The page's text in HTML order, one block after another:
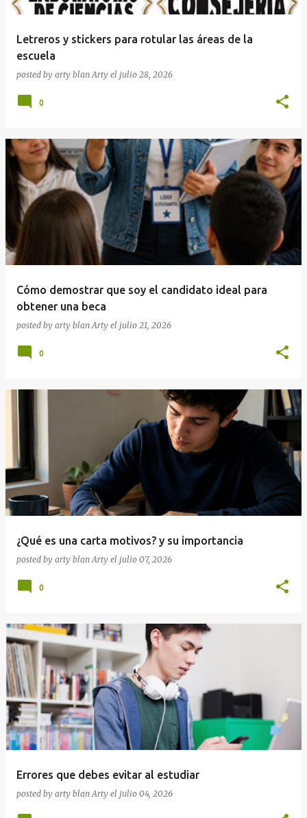
Letreros y stickers para rotular las áreas de la
escuela
posted by arty blanArty el julio 28, 2026
0
Cómo demostrar que soy el candidato ideal para
obtener una beca
posted by arty blanArty el julio 21, 2026
0
¿Qué es una carta motivos? y su importancia
posted by arty blanArty el julio 07, 2026
0
Errores que debes evitar al estudiar
posted by arty blanArty el julio 04, 2026